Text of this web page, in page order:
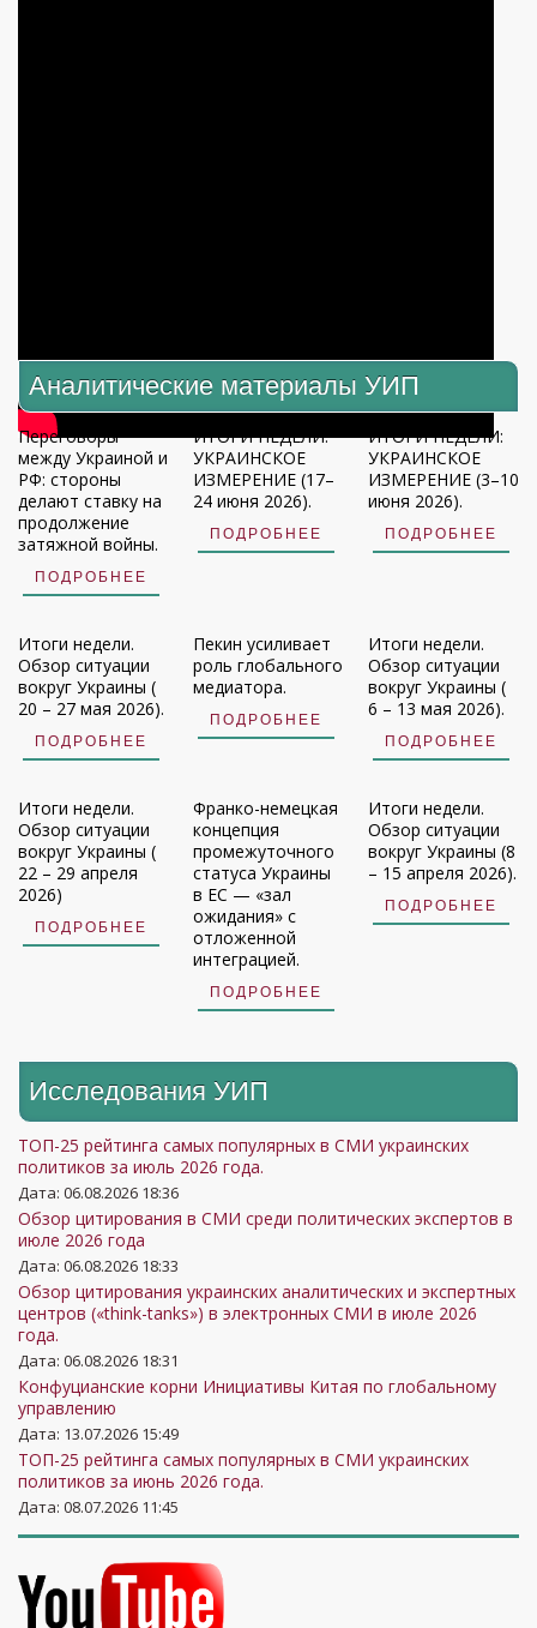
Аналитические материалы УИП
Переговоры
между Украиной и
РФ: стороны
делают ставку на
продолжение
затяжной войны.
ПОДРОБНЕЕ
ИТОГИ НЕДЕЛИ:
УКРАИНСКОЕ
ИЗМЕРЕНИЕ (17–
24 июня 2026).
ПОДРОБНЕЕ
ИТОГИ НЕДЕЛИ:
УКРАИНСКОЕ
ИЗМЕРЕНИЕ (3–10
июня 2026).
ПОДРОБНЕЕ
Итоги недели.
Обзор ситуации
вокруг Украины (
20 – 27 мая 2026).
ПОДРОБНЕЕ
Пекин усиливает
роль глобального
медиатора.
ПОДРОБНЕЕ
Итоги недели.
Обзор ситуации
вокруг Украины (
6 – 13 мая 2026).
ПОДРОБНЕЕ
Итоги недели.
Обзор ситуации
вокруг Украины (
22 – 29 апреля
2026)
ПОДРОБНЕЕ
Франко-немецкая
концепция
промежуточного
статуса Украины
в ЕС — «зал
ожидания» с
отложенной
интеграцией.
ПОДРОБНЕЕ
Итоги недели.
Обзор ситуации
вокруг Украины (8
– 15 апреля 2026).
ПОДРОБНЕЕ
Исследования УИП
ТОП-25 рейтинга самых популярных в СМИ украинских
политиков за июль 2026 года.
Дата: 06.08.2026 18:36
Обзор цитирования в СМИ среди политических экспертов в
июле 2026 года
Дата: 06.08.2026 18:33
Обзор цитирования украинских аналитических и экспертных
центров («think-tanks») в электронных СМИ в июле 2026
года.
Дата: 06.08.2026 18:31
Конфуцианские корни Инициативы Китая по глобальному
управлению
Дата: 13.07.2026 15:49
ТОП-25 рейтинга самых популярных в СМИ украинских
политиков за июнь 2026 года.
Дата: 08.07.2026 11:45